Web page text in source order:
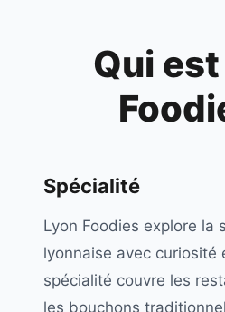
Qui est
Spécialité
Lyon Foodies explore la
lyonnaise avec curiosité
spécialité couvre les
les bouchons